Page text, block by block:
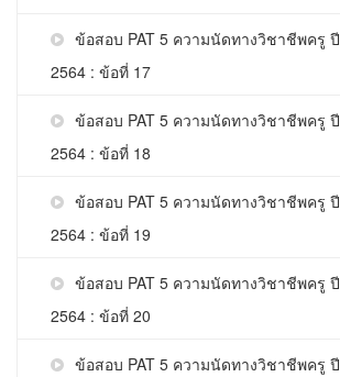
ข้อสอบ PAT 5 ความนัดทางวิชาชีพครู ปี
2564 : ข้อที่ 17
ข้อสอบ PAT 5 ความนัดทางวิชาชีพครู ปี
2564 : ข้อที่ 18
ข้อสอบ PAT 5 ความนัดทางวิชาชีพครู ปี
2564 : ข้อที่ 19
ข้อสอบ PAT 5 ความนัดทางวิชาชีพครู ปี
2564 : ข้อที่ 20
ข้อสอบ PAT 5 ความนัดทางวิชาชีพครู ปี